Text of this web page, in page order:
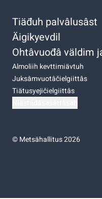
Tiäđuh palvâlusâst
Äigikyevdil
Ohtâvuođâ väldim
Almoliih kevttimiävtuh
Juksâmvuotâčielgiittâs
Tiätusyejičielgiittâs
©Metsähallitus 2026